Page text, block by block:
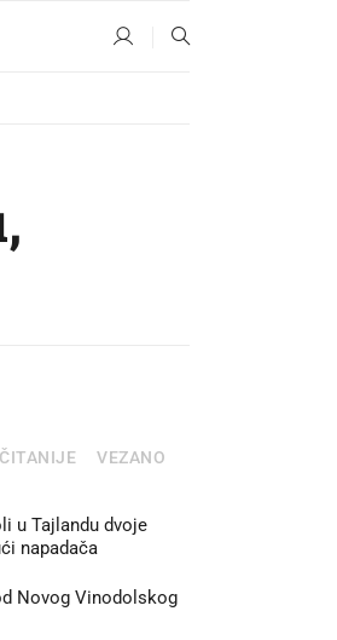
VEZANO
u Tajlandu dvoje
napadača
Novog Vinodolskog